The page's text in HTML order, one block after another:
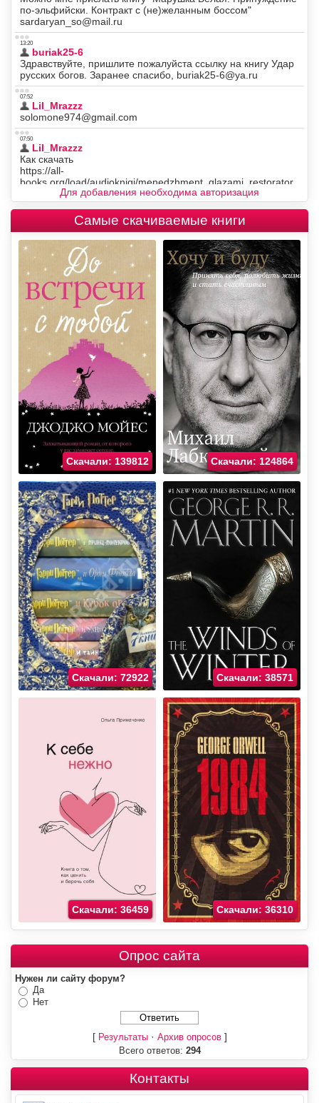
Для добавления необходима авторизация
Самые скачиваемые книги
Скачали: 139812 Скачали: 124864
Скачали: 72922 Скачали: 38571
Скачали: 36459 Скачали: 36310
Опрос сайта
Нужен ли сайту форум?
Да
Нет
[ Результаты· Архив опросов]
Всего ответов: 294
Контакты